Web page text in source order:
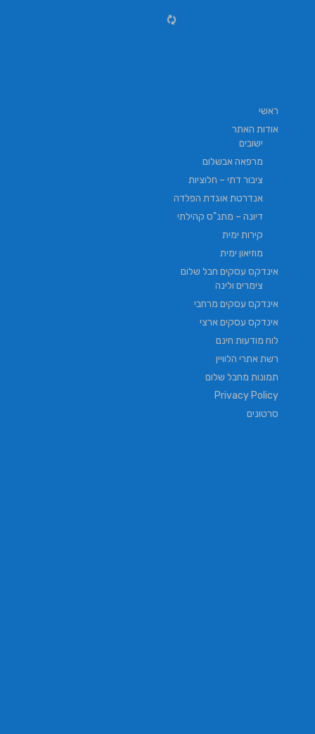
ראשי
אודות האתר
ישובים
מרפאה אבשלום
ציבור דתי – חלוציות
אנדרטת אוגדת הפלדה
דיונה – מתנ"ס קהילתי
קירות ימית
מוזיאון ימית
אינדקס עסקים חבל שלום
צימרים ולינה
אינדקס עסקים מרחבי
אינדקס עסקים ארצי
לוח מודעות חינם
רשת אתרי הלוויין
תמונות מחבל שלום
Privacy Policy
סרטונים